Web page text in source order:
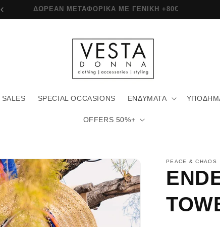
ΔΩΡΕΑΝ ΜΕΤΑΦΟΡΙΚΑ ΜΕ ΓΕΝΙΚΗ +80€
SALES SPECIAL OCCASIONS ΕΝΔΥΜΑΤΑ
OFFERS 50%+
PEACE & CHAOS